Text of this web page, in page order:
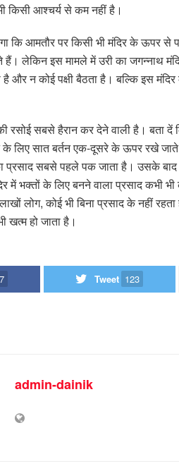
किसी आश्चर्य से कम नहीं है।
कि आमतौर पर किसी भी मंदिर के ऊपर से
हैं। लेकिन इस मामले में उरी का जगन्नाथ
है और न कोई पक्षी बैठता है। बल्कि इस
रसोई सबसे हैरान कर देने वाली है। बता दें
लिए सात बर्तन एक-दूसरे के ऊपर रखे
सबसे पहले पक जाता है। उसके बाद
में भक्तों के लिए बनने वाला प्रसाद कभी
लोग, कोई भी बिना प्रसाद के नहीं
खत्म हो जाता है।
Tweet 123
admin-dainik